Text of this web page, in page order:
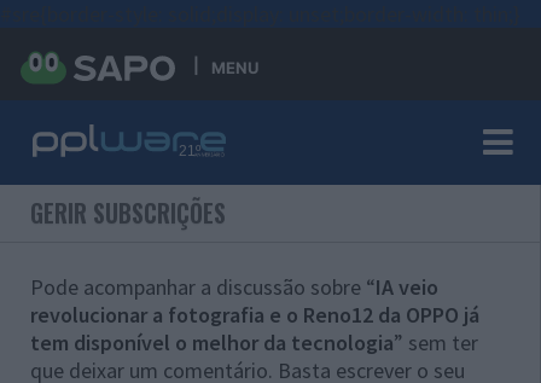
MENU
GERIR SUBSCRIÇÕES
Pode acompanhar a discussão sobre “IA veio
revolucionar a fotografia e o Reno12 da OPPO já
tem disponível o melhor da tecnologia” sem ter
que deixar um comentário. Basta escrever o seu